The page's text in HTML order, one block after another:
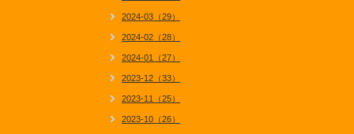
2024-03（29）
2024-02（28）
2024-01（27）
2023-12（33）
2023-11（25）
2023-10（26）